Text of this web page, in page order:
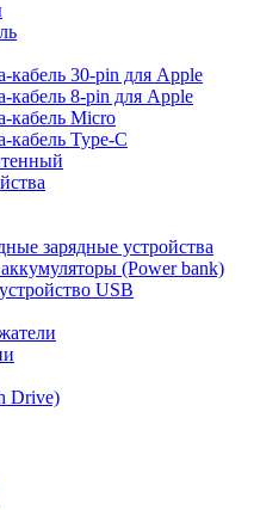
кабель 30-pin для Apple
кабель 8-pin для Apple
кабель Micro
кабель Type-C
зарядные устройства
(Power bank)
USB
Drive)